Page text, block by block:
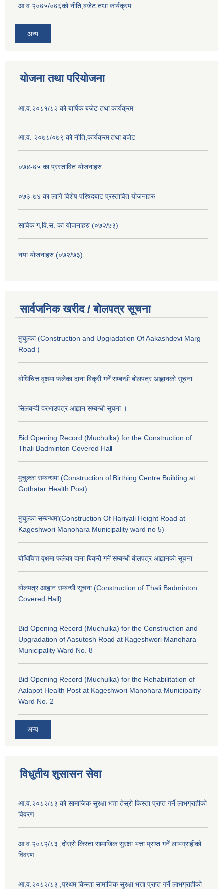
आ.व.२०७५/०७६को नीति,बजेट तथा कार्यक्रम
अन्य
योजना तथा परियोजना
आ.व.२०८१/८२ को बार्षिक बजेट तथा कार्यक्रम
आ.व. २०७८/०७९ को नीति,कार्यक्रम तथा बजेट
०७४-७५ का प्रस्तावित योजनाहरु
०७३-७४ का लागि विशेष परिषदबाट प्रस्तावित योजनाहरु
साविक ग,वि.स. का योजनाहरु (०७२/७३)
नया योजनाहरु (०७२/७३)
सार्वजनिक खरीद / बोलपत्र सूचना
मुचुल्का (Construction and Upgradation Of Aakashdevi Marg
Road )
बोधिचित्त वृक्षमा फलेका दाना बिक्री गर्ने सम्बन्धी बोलपत्र आह्वानको सूचना
सिलबन्दी दरभाउपत्र आह्वान सम्बन्धी सूचना ।
Bid Opening Record (Muchulka) for the Construction of
Thali Badminton Covered Hall
मुचुल्का सम्बन्धमा (Construction of Birthing Centre Building at
Gothatar Health Post)
मुचुल्का सम्बन्धमा(Construction Of Hariyali Height Road at
Kageshwori Manohara Municipality ward no 5)
बोधिचित्त वृक्षमा फलेका दाना बिक्री गर्ने सम्बन्धी बोलपत्र आह्वानको सूचना
बोलपत्र आह्वान सम्बन्धी सूचना (Construction of Thali Badminton
Covered Hall)
Bid Opening Record (Muchulka) for the Construction and
Upgradation of Aasutosh Road at Kageshwori Manohara
Municipality Ward No. 8
Bid Opening Record (Muchulka) for the Rehabilitation of
Aalapot Health Post at Kageshwori Manohara Municipality
Ward No. 2
अन्य
विधुतीय शुसासन सेवा
आ.व.२०८२/८३ को सामाजिक सुरक्षा भत्ता तेस्रो किस्ता प्राप्त गर्ने लाभग्राहीको
विवरण
आ.व.२०८२/८३ ,दोस्रो किस्ता सामाजिक सुरक्षा भत्ता प्राप्त गर्ने लाभग्राहीको
विवरण
आ.व.२०८२/८३ ,प्रथम किस्ता सामाजिक सुरक्षा भत्ता प्राप्त गर्ने लाभग्राहीको